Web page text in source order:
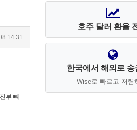
14:31
부 뺴
호주 달러 환율
한국에서 해외로 송
Wise로 빠르고 저렴